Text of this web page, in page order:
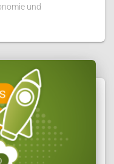
und